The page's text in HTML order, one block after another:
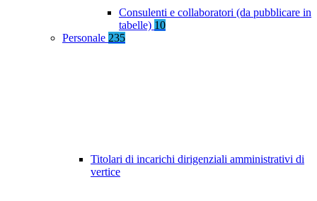
Consulenti e collaboratori (da pubblicare in
tabelle) 10
Personale 235
Titolari di incarichi dirigenziali amministrativi di
vertice